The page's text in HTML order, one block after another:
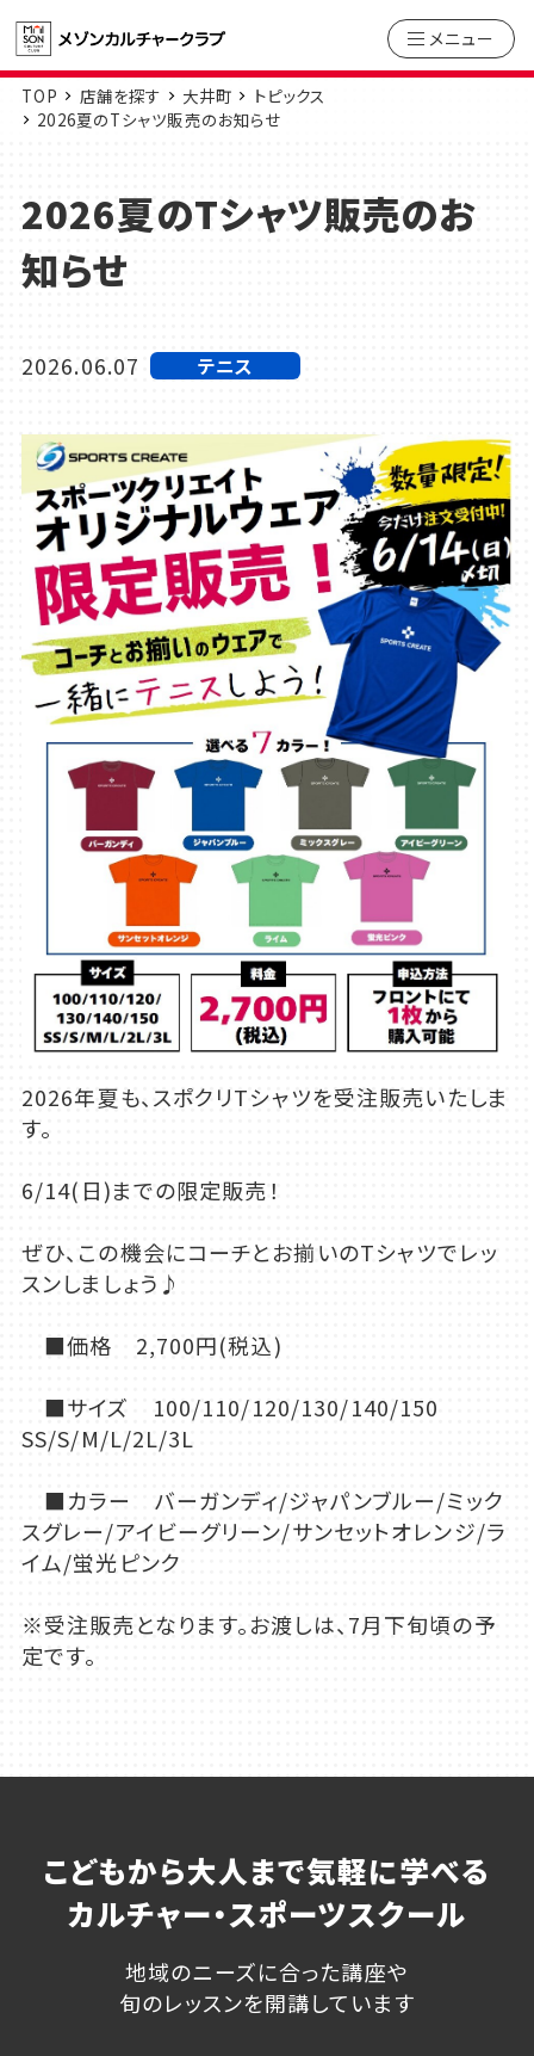
メニュー
TOP 店舗を探す 大井町
トピックス
2026夏のTシャツ販売のお知らせ
2026夏のTシャツ販売のお
知らせ
2026.06.07 テニス
2026年夏も、スポクリTシャツを受注販売いたしま
す。
6/14(日)までの限定販売！
ぜひ、この機会にコーチとお揃いのTシャツでレッ
スンしましょう♪
■価格 2,700円(税込)
■サイズ 100/110/120/130/140/150
SS/S/M/L/2L/3L
■カラー バーガンディ/ジャパンブルー/ミック
スグレー/アイビーグリーン/サンセットオレンジ/ラ
イム/蛍光ピンク
※受注販売となります。お渡しは、7月下旬頃の予
定です。
こどもから大人まで気軽に学べる
カルチャー・スポーツスクール
地域のニーズに合った講座や
旬のレッスンを開講しています